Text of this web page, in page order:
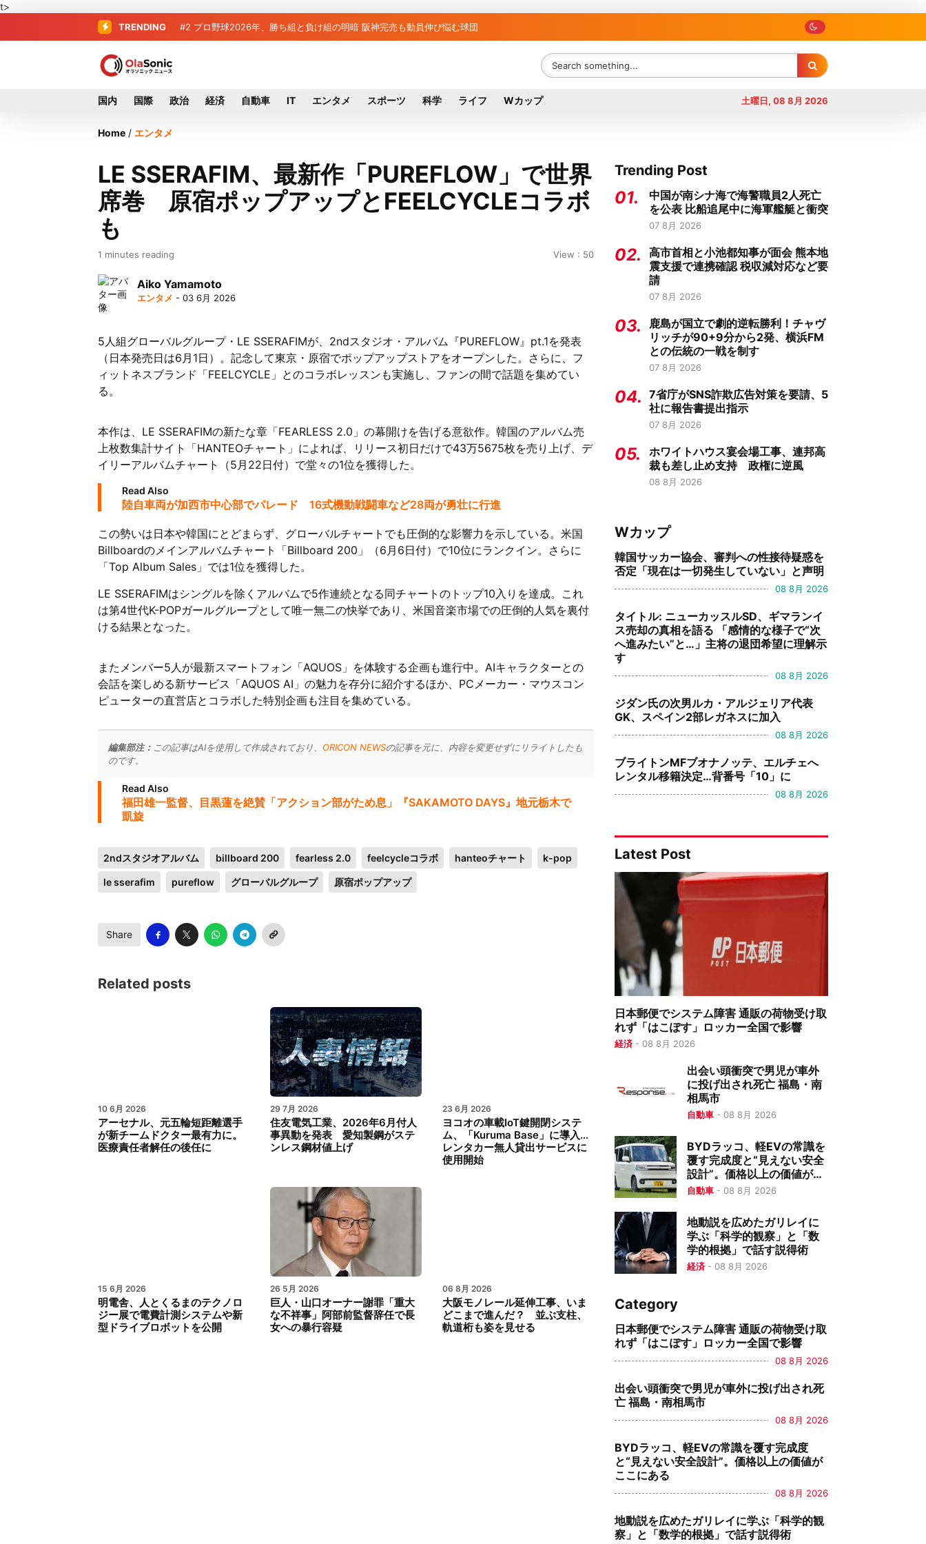
t>
TRENDING #2 プロ野球2026年、勝ち組と負け組の明暗 阪神完売も動員伸び悩む球団
#3 ＜訃報＞元自民党参院議員の藤野公孝氏が死去、78歳 妻は料理研究家の真紀子氏
国内 国際 政治 経済 自動車 IT エンタメ スポーツ 科学 ライフ Wカップ 土曜日, 08 8月 2026
Home / エンタメ
LE SSERAFIM、最新作「PUREFLOW」で世界
席巻 原宿ポップアップとFEELCYCLEコラボ
も
1 minutes reading View : 50
Aiko Yamamoto
エンタメ - 03 6月 2026
5人組グローバルグループ・LE SSERAFIMが、2ndスタジオ・アルバム『PUREFLOW』pt.1を発表
（日本発売日は6月1日）。記念して東京・原宿でポップアップストアをオープンした。さらに、フ
ィットネスブランド「FEELCYCLE」とのコラボレッスンも実施し、ファンの間で話題を集めてい
る。
本作は、LE SSERAFIMの新たな章「FEARLESS 2.0」の幕開けを告げる意欲作。韓国のアルバム売
上枚数集計サイト「HANTEOチャート」によれば、リリース初日だけで43万5675枚を売り上げ、デ
イリーアルバムチャート（5月22日付）で堂々の1位を獲得した。
Read Also
陸自車両が加西市中心部でパレード 16式機動戦闘車など28両が勇壮に行進
この勢いは日本や韓国にとどまらず、グローバルチャートでも圧倒的な影響力を示している。米国
Billboardのメインアルバムチャート「Billboard 200」（6月6日付）で10位にランクイン。さらに
「Top Album Sales」では1位を獲得した。
LE SSERAFIMはシングルを除くアルバムで5作連続となる同チャートのトップ10入りを達成。これ
は第4世代K-POPガールグループとして唯一無二の快挙であり、米国音楽市場での圧倒的人気を裏付
ける結果となった。
またメンバー5人が最新スマートフォン「AQUOS」を体験する企画も進行中。AIキャラクターとの
会話を楽しめる新サービス「AQUOS AI」の魅力を存分に紹介するほか、PCメーカー・マウスコン
ピューターの直営店とコラボした特別企画も注目を集めている。
編集部注： この記事はAIを使用して作成されており、 ORICON NEWSの記事を元に、内容を変更せずにリライトしたも
のです。
Read Also
福田雄一監督、目黒蓮を絶賛「アクション部がため息」『SAKAMOTO DAYS』地元栃木で
凱旋
2ndスタジオアルバム billboard 200 fearless 2.0 feelcycleコラボ hanteoチャート k-pop
le sserafim pureflow グローバルグループ 原宿ポップアップ
Share
Related posts
10 6月 2026
アーセナル、元五輪短距離選手
が新チームドクター最有力に。
医療責任者解任の後任に
29 7月 2026
住友電気工業、2026年6月付人
事異動を発表 愛知製鋼がステ
ンレス鋼材値上げ
23 6月 2026
ヨコオの車載IoT鍵開閉システ
ム、「Kuruma Base」に導入…
レンタカー無人貸出サービスに
使用開始
15 6月 2026
明電舎、人とくるまのテクノロ
ジー展で電費計測システムや新
型ドライブロボットを公開
26 5月 2026
巨人・山口オーナー謝罪「重大
な不祥事」阿部前監督辞任で長
女への暴行容疑
06 8月 2026
大阪モノレール延伸工事、いま
どこまで進んだ？ 並ぶ支柱、
軌道桁も姿を見せる
Trending Post
01.
中国が南シナ海で海警職員2人死亡
を公表 比船追尾中に海軍艦艇と衝突
07 8月 2026
02.
高市首相と小池都知事が面会 熊本地
震支援で連携確認 税収減対応など要
請
07 8月 2026
03.
鹿島が国立で劇的逆転勝利！チャヴ
リッチが90+9分から2発、横浜FM
との伝統の一戦を制す
07 8月 2026
04. 7省庁がSNS詐欺広告対策を要請、5
社に報告書提出指示
07 8月 2026
05.
ホワイトハウス宴会場工事、連邦高
裁も差し止め支持 政権に逆風
08 8月 2026
Wカップ
韓国サッカー協会、審判への性接待疑惑を
否定「現在は一切発生していない」と声明
08 8月 2026
タイトル: ニューカッスルSD、ギマランイ
ス売却の真相を語る 「感情的な様子で“次
へ進みたい”と…」主将の退団希望に理解示
す
08 8月 2026
ジダン氏の次男ルカ・アルジェリア代表
GK、スペイン2部レガネスに加入
08 8月 2026
ブライトンMFブオナノッテ、エルチェへ
レンタル移籍決定…背番号「10」に
08 8月 2026
Latest Post
日本郵便でシステム障害 通販の荷物受け取
れず「はこぽす」ロッカー全国で影響
経済 - 08 8月 2026
出会い頭衝突で男児が車外
に投げ出され死亡 福島・南
相馬市
自動車 - 08 8月 2026
BYDラッコ、軽EVの常識を
覆す完成度と“見えない安全
設計”。価格以上の価値がこ
こにある
自動車 - 08 8月 2026
地動説を広めたガリレイに
学ぶ「科学的観察」と「数
学的根拠」で話す説得術
経済 - 08 8月 2026
Category
日本郵便でシステム障害 通販の荷物受け取
れず「はこぽす」ロッカー全国で影響
08 8月 2026
出会い頭衝突で男児が車外に投げ出され死
亡 福島・南相馬市
08 8月 2026
BYDラッコ、軽EVの常識を覆す完成度
と“見えない安全設計”。価格以上の価値が
ここにある
08 8月 2026
地動説を広めたガリレイに学ぶ「科学的観
察」と「数学的根拠」で話す説得術